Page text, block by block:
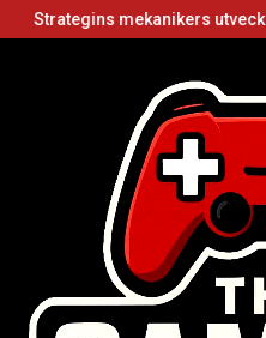
mekanikers utveckling i